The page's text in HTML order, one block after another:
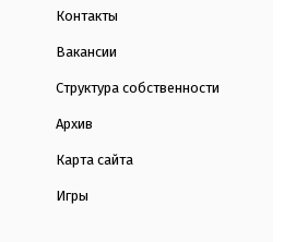
Контакты
Вакансии
Структура собственности
Архив
Карта сайта
Игры